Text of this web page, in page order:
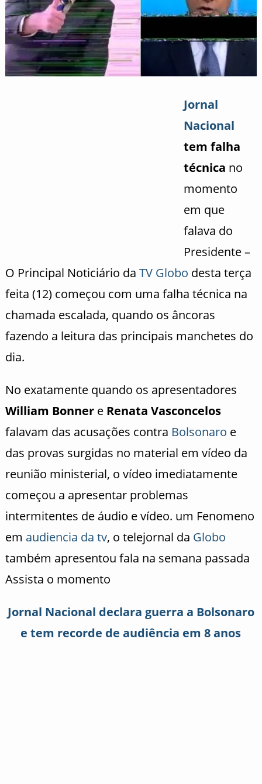
Jornal
Nacional
tem falha
técnica no
momento
em que
falava do
Presidente –
O Principal Noticiário da TV Globo desta terça
feita (12) começou com uma falha técnica na
chamada escalada, quando os âncoras
fazendo a leitura das principais manchetes do
dia.
No exatamente quando os apresentadores
William Bonnere Renata Vasconcelos
falavam das acusações contra Bolsonaro e
das provas surgidas no material em vídeo da
reunião ministerial, o vídeo imediatamente
começou a apresentar problemas
intermitentes de áudio e vídeo. um Fenomeno
em audiencia da tv, o telejornal da Globo
também apresentou fala na semana passada
Assista o momento
Jornal Nacional declara guerra a Bolsonaro
e tem recorde de audiência em 8 anos